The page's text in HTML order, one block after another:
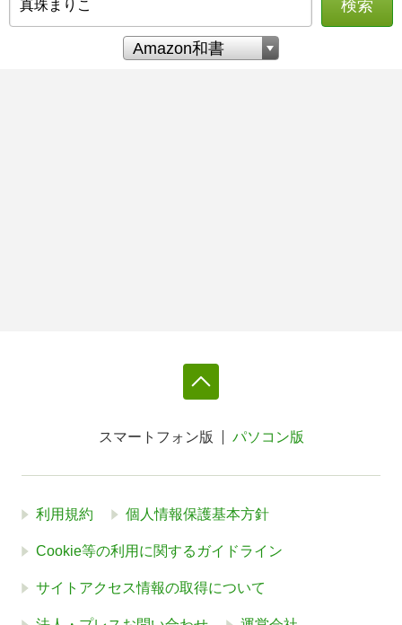
検索
スマートフォン版 パソコン版
利用規約 個人情報保護基本方針
Cookie等の利用に関するガイドライン
サイトアクセス情報の取得について